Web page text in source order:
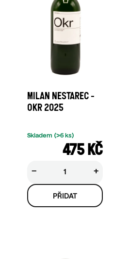
MILAN NESTAREC -
OKR 2025
475 KČ
Skladem (>6 ks)
+
−